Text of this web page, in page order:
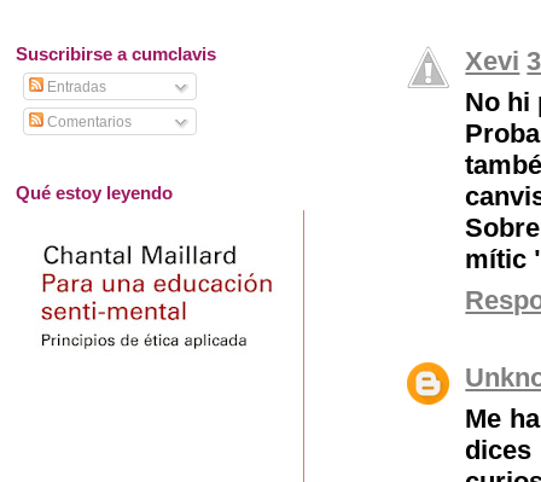
Xevi
No hi
mític
Me
Suscribirse a cumclavis
Entradas
Comentarios
Qué estoy leyendo